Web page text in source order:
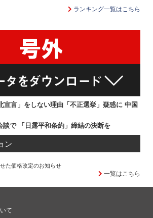
ランキング一覧はこちら
宣言」をしない理由「不正選挙」疑惑に 中国
談で 「日露平和条約」締結の決断を
ン
た価格改定のお知らせ
一覧はこちら
て